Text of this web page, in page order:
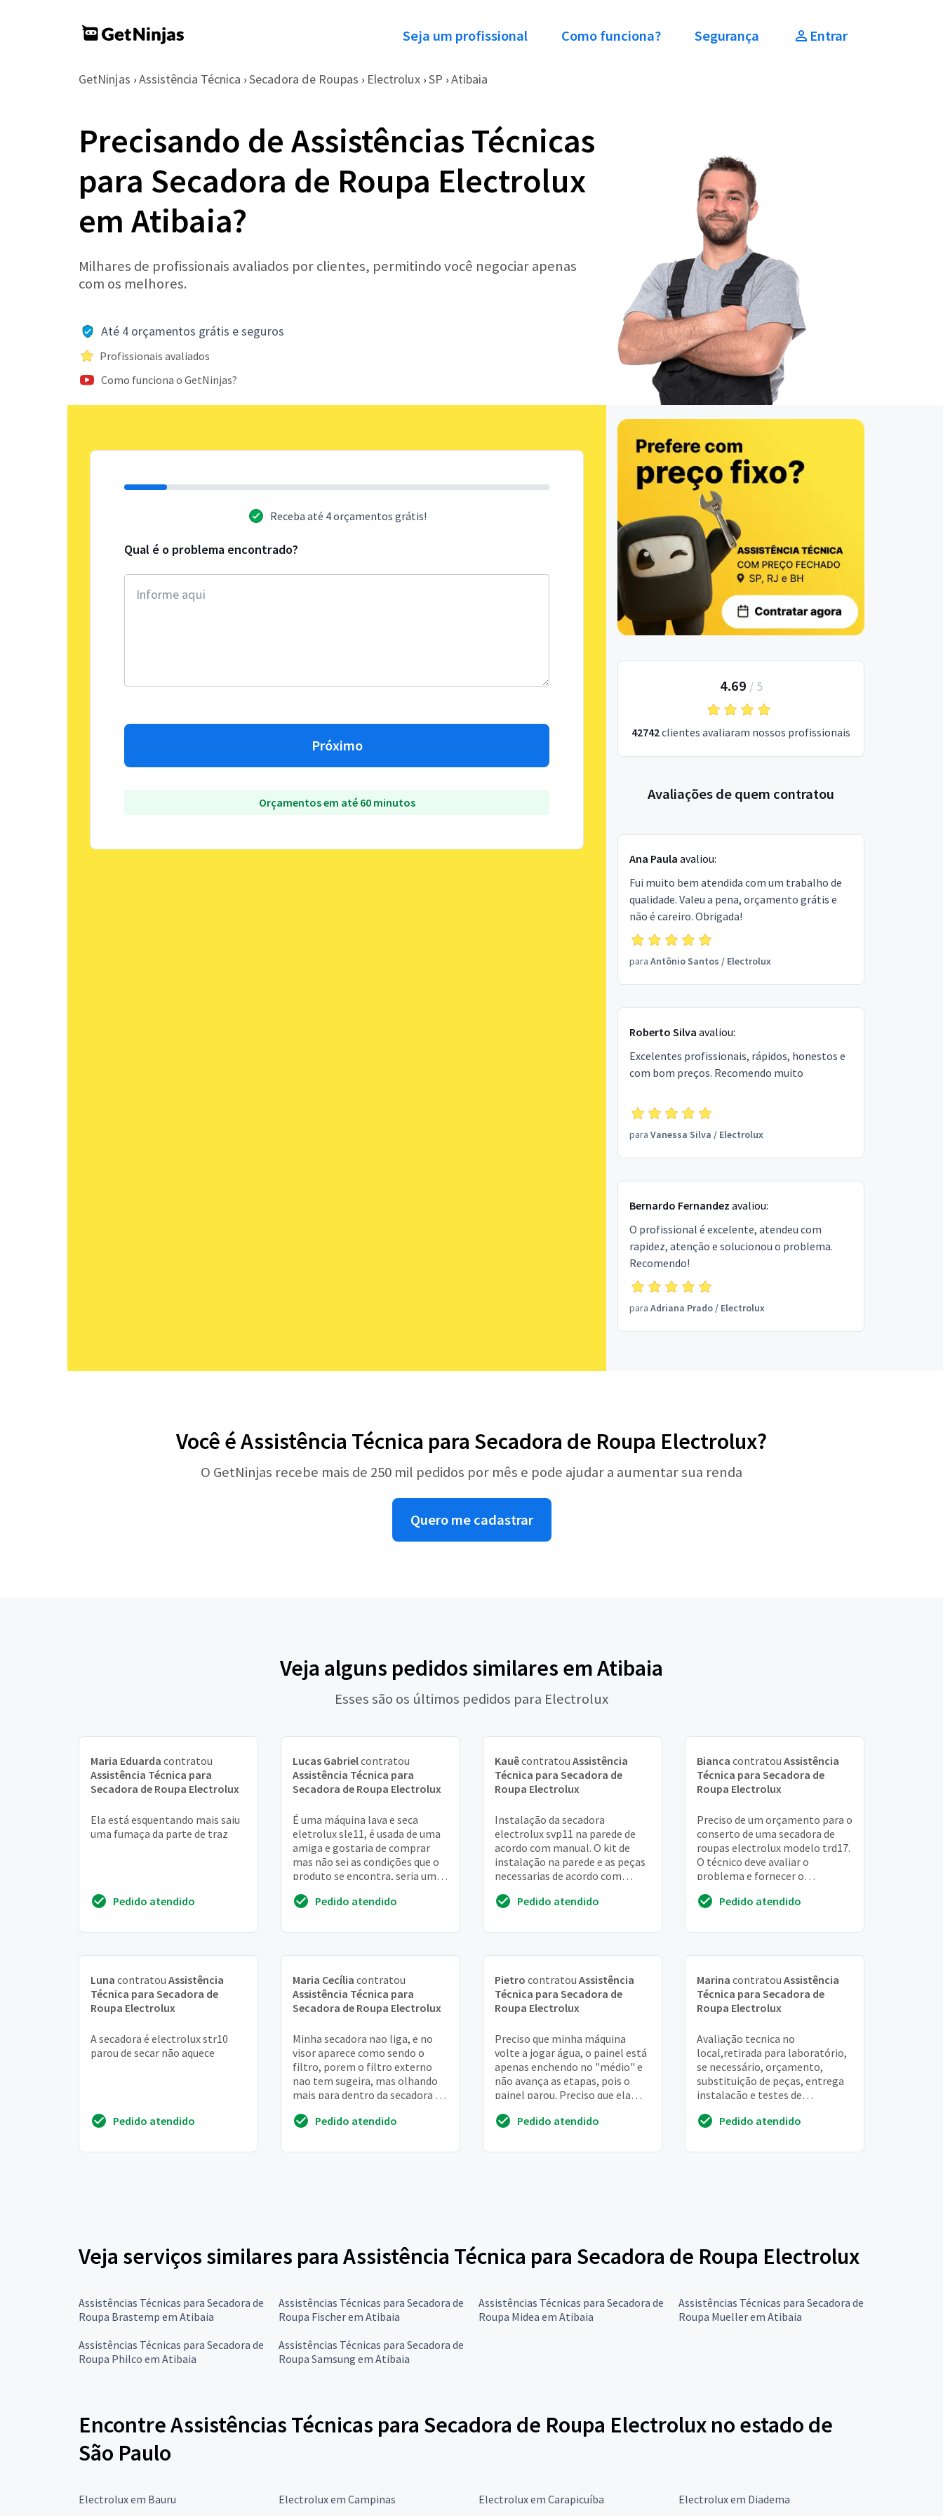
Seja um profissional Como funciona? Segurança Entrar
GetNinjas › Assistência Técnica › Secadora de Roupas › Electrolux › SP › Atibaia
Precisando de Assistências Técnicas
para Secadora de Roupa Electrolux
em Atibaia?
Milhares de profissionais avaliados por clientes, permitindo você negociar apenas
com os melhores.
Até 4 orçamentos grátis e seguros
Profissionais avaliados
Como funciona o GetNinjas?
Receba até 4 orçamentos grátis!
Qual é o problema encontrado?
Próximo
Orçamentos em até 60 minutos
4.69 / 5
42742clientes avaliaram nossos profissionais
Avaliações de quem contratou
Ana Paula avaliou:
Fui muito bem atendida com um trabalho de
qualidade. Valeu a pena, orçamento grátis e
não é careiro. Obrigada!
para Antônio Santos / Electrolux
Roberto Silva avaliou:
Excelentes profissionais, rápidos, honestos e
com bom preços. Recomendo muito
para Vanessa Silva / Electrolux
Bernardo Fernandez avaliou:
O profissional é excelente, atendeu com
rapidez, atenção e solucionou o problema.
Recomendo!
para Adriana Prado/ Electrolux
Você é Assistência Técnica para Secadora de Roupa Electrolux?
O GetNinjas recebe mais de 250 mil pedidos por mês e pode ajudar a aumentar sua renda
Quero me cadastrar
Veja alguns pedidos similares em Atibaia
Esses são os últimos pedidos para Electrolux
Maria Eduarda contratou
Assistência Técnica para
Secadora de Roupa Electrolux
Ela está esquentando mais saiu
uma fumaça da parte de traz
Pedido atendido
Lucas Gabrielcontratou
Assistência Técnica para
Secadora de Roupa Electrolux
É uma máquina lava e seca
eletrolux sle11, é usada de uma
amiga e gostaria de comprar
mas não sei as condições que o
produto se encontra, seria uma
uma compra...
Pedido atendido
Kauêcontratou Assistência
Técnica para Secadora de
Roupa Electrolux
Instalação da secadora
electrolux svp11 na parede de
acordo com manual. O kit de
instalação na parede e as peças
necessarias de acordo com
ficam a disposição ...
Pedido atendido
Bianca contratou Assistência
Técnica para Secadora de
Roupa Electrolux
Preciso de um orçamento para o
conserto de uma secadora de
roupas electrolux modelo trd17.
O técnico deve avaliar o
problema e fornecer o
Pedido atendido
Luna contratou Assistência
Técnica para Secadora de
Roupa Electrolux
A secadora é electrolux str10
parou de secar não aquece
Pedido atendido
Maria Cecília contratou
Assistência Técnica para
Secadora de Roupa Electrolux
Minha secadora nao liga, e no
visor aparece como sendo o
filtro, porem o filtro externo
nao tem sugeira, mas olhando
mais para dentro da secadora dá
fiaposPedido atendido
Pietro contratou Assistência
Técnica para Secadora de
Roupa Electrolux
Preciso que minha máquina
volte a jogar água, o painel está
apenas enchendo no "médio" e
não avança as etapas, pois o
painel parou. Preciso que ela
urgentemente, p...
Pedido atendido
Marina contratou Assistência
Técnica para Secadora de
Roupa Electrolux
Avaliação tecnica no
local,retirada para laboratório,
se necessário, orçamento,
substituição de peças, entrega
instalação e testes de
disso, quero as peças de...
Pedido atendido
Veja serviços similares para Assistência Técnica para Secadora de Roupa Electrolux
Assistências Técnicas para Secadora de
Roupa Brastemp em Atibaia
Assistências Técnicas para Secadora de
Roupa Fischer em Atibaia
Assistências Técnicas para Secadora de
Roupa Midea em Atibaia
Assistências Técnicas para Secadora de
Roupa Mueller em Atibaia
Assistências Técnicas para Secadora de
Roupa Philco em Atibaia
Assistências Técnicas para Secadora de
Roupa Samsung em Atibaia
Encontre Assistências Técnicas para Secadora de Roupa Electrolux no estado de
São Paulo
Electrolux em Bauru Electrolux em Campinas Electrolux em Carapicuíba Electrolux em Diadema